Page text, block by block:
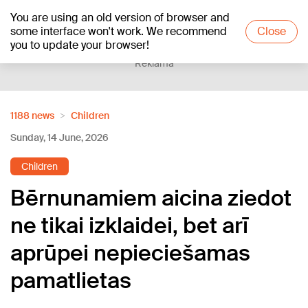
You are using an old version of browser and
some interface won't work. We recommend
you to update your browser!
Close
+23°C
Reklāma
1188 news
Children
Sunday, 14 June, 2026
Children
Bērnunamiem aicina ziedot
ne tikai izklaidei, bet arī
aprūpei nepieciešamas
pamatlietas